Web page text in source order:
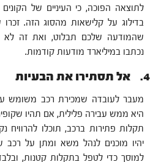
לתוצאה הפוכה, כי העיניים של
בדילוג על קלישאות מהסוג הזה.
שהמודעה שלכם תבלוט, ואת זה לא
נכתבו במיליארד מודעות קודמות.
4. אל תסתירו את הבעיות
מעבר לעובדה שמכירת רכב משומש
היא ממש עבירה פלילית, אם תהיו
תקלות פתירות ברכב, תוכלו להרוויח
יהיו מוכנים לנהל משא ומתן על רכב
למוסך כדי לטפל בתקלות קטנות,